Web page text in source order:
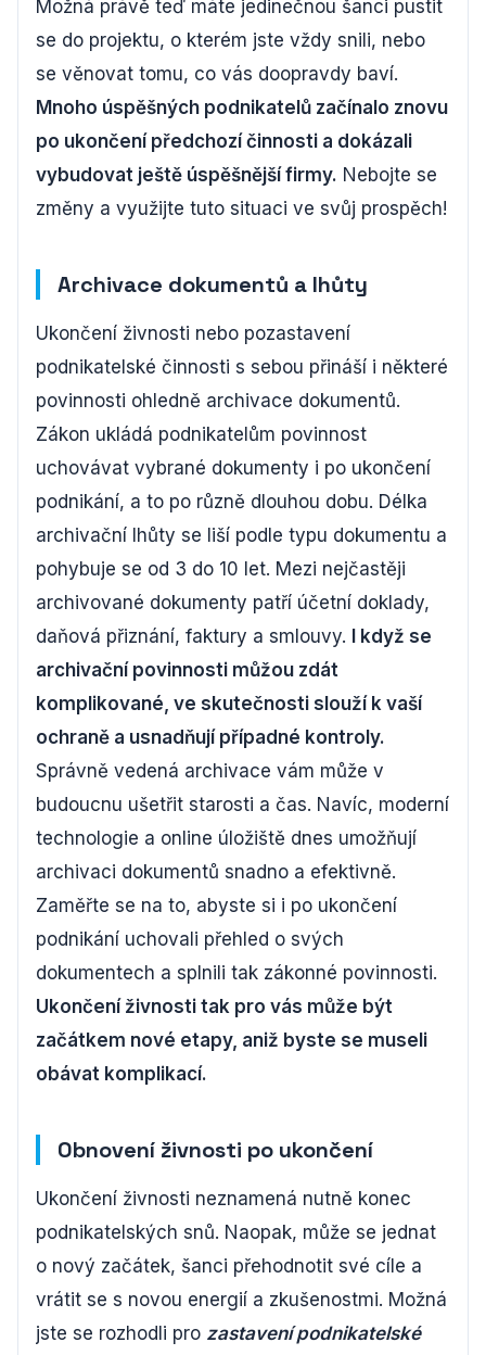
Možná právě teď máte jedinečnou šanci pustit
se do projektu, o kterém jste vždy snili, nebo
se věnovat tomu, co vás doopravdy baví.
Mnoho úspěšných podnikatelů začínalo znovu
po ukončení předchozí činnosti a dokázali
vybudovat ještě úspěšnější firmy. Nebojte se
změny a využijte tuto situaci ve svůj prospěch!
Archivace dokumentů a lhůty
Ukončení živnosti nebo pozastavení
podnikatelské činnosti s sebou přináší i některé
povinnosti ohledně archivace dokumentů.
Zákon ukládá podnikatelům povinnost
uchovávat vybrané dokumenty i po ukončení
podnikání, a to po různě dlouhou dobu. Délka
archivační lhůty se liší podle typu dokumentu a
pohybuje se od 3 do 10 let. Mezi nejčastěji
archivované dokumenty patří účetní doklady,
daňová přiznání, faktury a smlouvy.
I když se
archivační povinnosti můžou zdát
komplikované, ve skutečnosti slouží k vaší
ochraně a usnadňují případné kontroly.
Správně vedená archivace vám může v
budoucnu ušetřit starosti a čas. Navíc, moderní
technologie a online úložiště dnes umožňují
archivaci dokumentů snadno a efektivně.
Zaměřte se na to, abyste si i po ukončení
podnikání uchovali přehled o svých
dokumentech a splnili tak zákonné povinnosti.
Ukončení živnosti tak pro vás může být
začátkem nové etapy, aniž byste se museli
obávat komplikací.
Obnovení živnosti po ukončení
Ukončení živnosti neznamená nutně konec
podnikatelských snů. Naopak, může se jednat
o nový začátek, šanci přehodnotit své cíle a
vrátit se s novou energií a zkušenostmi. Možná
jste se rozhodli pro zastavení podnikatelské